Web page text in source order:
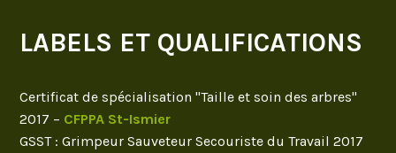
LABELS ET QUALIFICATIONS
Certificat de spécialisation "Taille et soin des arbres"
2017 – CFPPA St-Ismier
GSST : Grimpeur Sauveteur Secouriste du Travail 2017